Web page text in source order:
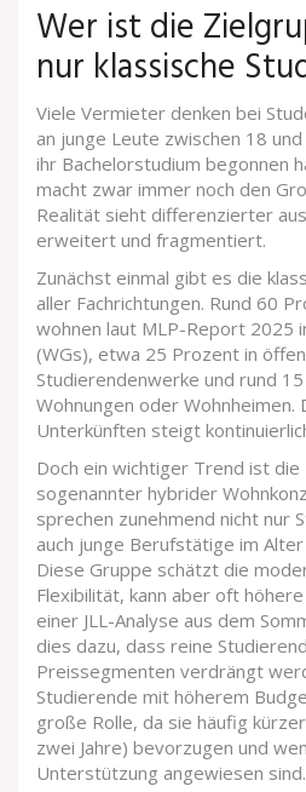
Wer ist die
nur klassische
Viele Vermieter denken bei
an junge Leute zwischen 18
ihr Bachelorstudium begonnen
macht zwar immer noch den
Realität sieht differenzierter
erweitert und fragmentiert.
Zunächst einmal gibt es die
aller Fachrichtungen. Rund 60
wohnen laut MLP-Report 2025
(WGs), etwa 25 Prozent in
Studierendenwerke und rund
Wohnungen oder Wohnheimen.
Unterkünften steigt
Doch ein wichtiger Trend ist die
sogenannter hybrider
sprechen zunehmend nicht nur
auch junge Berufstätige im
Diese Gruppe schätzt die
Flexibilität, kann aber oft
einer JLL-Analyse aus dem
dies dazu, dass reine
Preissegmenten verdrängt
Studierende mit höherem
große Rolle, da sie häufig
zwei Jahre) bevorzugen und
Unterstützung angewiesen sind.